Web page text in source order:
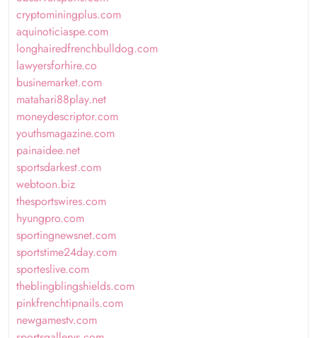
cryptominingplus.com
aquinoticiaspe.com
longhairedfrenchbulldog.com
lawyersforhire.co
businemarket.com
matahari88play.net
moneydescriptor.com
youthsmagazine.com
painaidee.net
sportsdarkest.com
webtoon.biz
thesportswires.com
hyungpro.com
sportingnewsnet.com
sportstime24day.com
sporteslive.com
theblingblingshields.com
pinkfrenchtipnails.com
newgamestv.com